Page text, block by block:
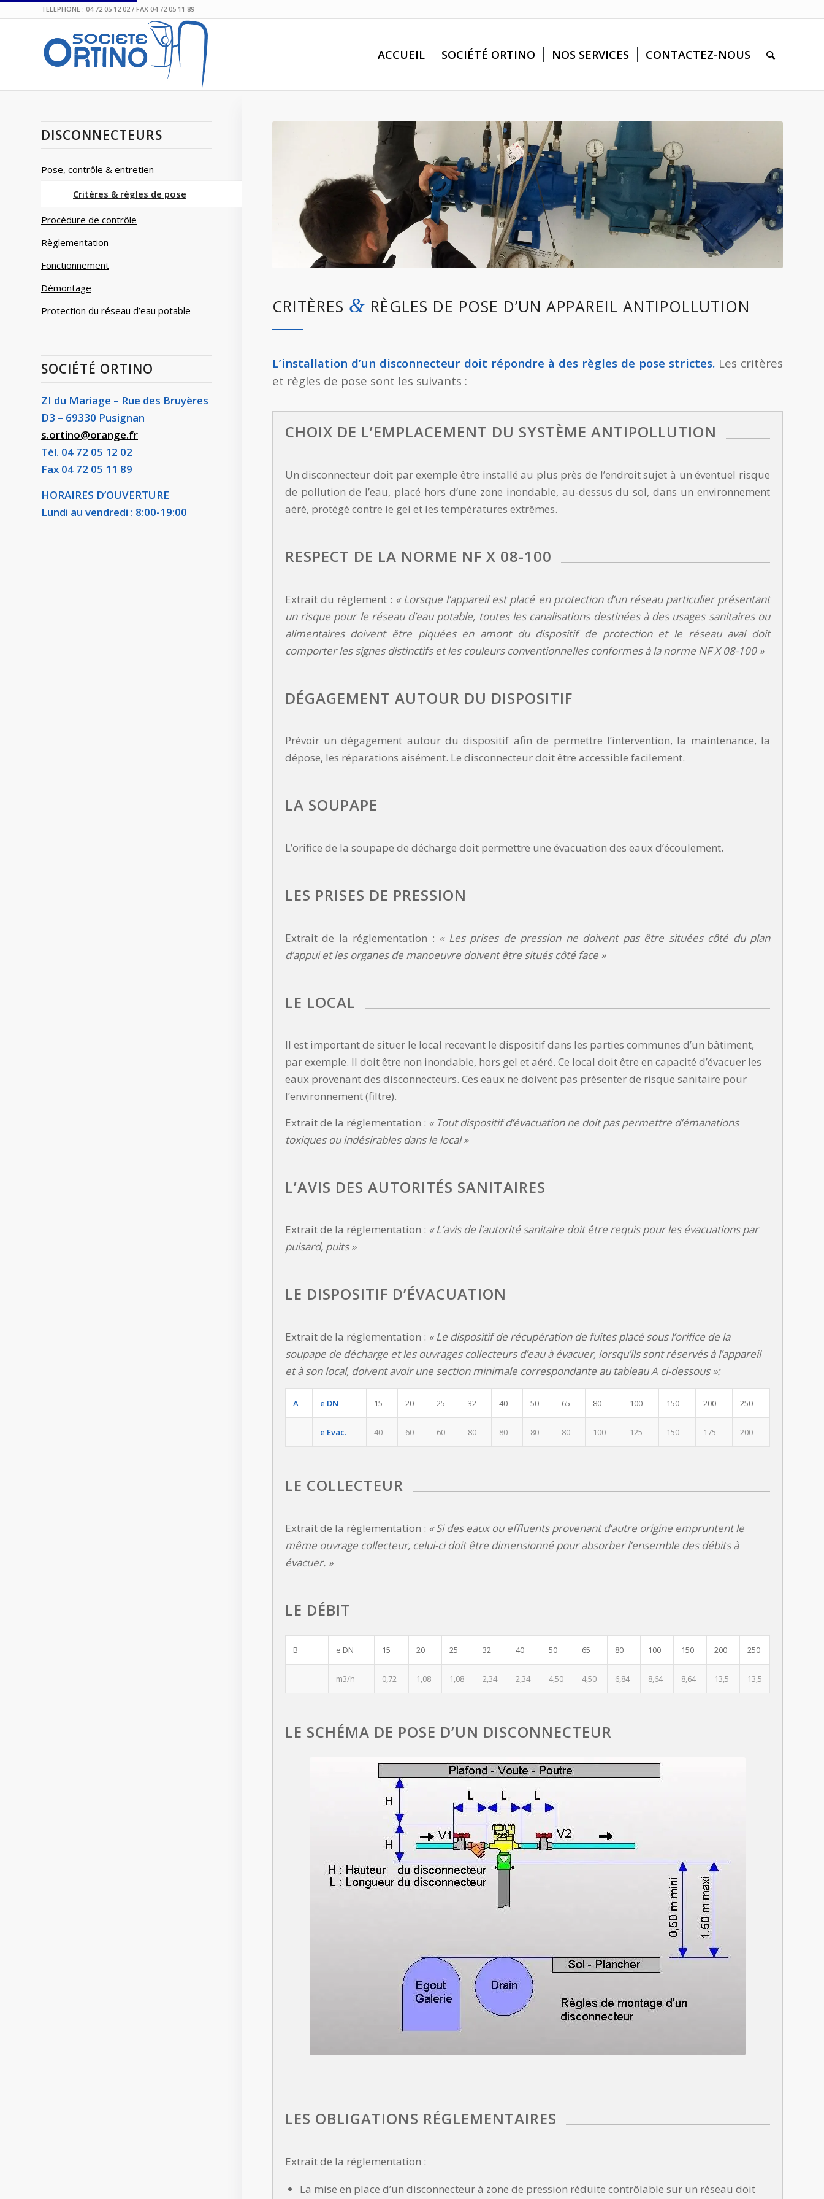
TELEPHONE : 04 72 05 12 02 / FAX 04 72 05 11 89
ACCUEIL SOCIÉTÉ ORTINO NOS SERVICES CONTACTEZ-NOUS
CRITÈRES & RÈGLES DE POSE D’UN APPAREIL ANTIPOLLUTION
L’installation d’un disconnecteur doit répondre à des règles de pose strictes.Les critères
et règles de pose sont les suivants :
CHOIX DE L’EMPLACEMENT DU SYSTÈME ANTIPOLLUTION
Un disconnecteur doit par exemple être installé au plus près de l’endroit sujet à un éventuel risque
de pollution de l’eau, placé hors d’une zone inondable, au-dessus du sol, dans un environnement
aéré, protégé contre le gel et les températures extrêmes.
RESPECT DE LA NORME NF X 08-100
Extrait du règlement : « Lorsque l’appareil est placé en protection d’un réseau particulier présentant
un risque pour le réseau d’eau potable, toutes les canalisations destinées à des usages sanitaires ou
alimentaires doivent être piquées en amont du dispositif de protection et le réseau aval doit
comporter les signes distinctifs et les couleurs conventionnelles conformes à la norme NF X 08-100 »
DÉGAGEMENT AUTOUR DU DISPOSITIF
Prévoir un dégagement autour du dispositif afin de permettre l’intervention, la maintenance, la
dépose, les réparations aisément. Le disconnecteur doit être accessible facilement.
LA SOUPAPE
L’orifice de la soupape de décharge doit permettre une évacuation des eaux d’écoulement.
LES PRISES DE PRESSION
Extrait de la réglementation : « Les prises de pression ne doivent pas être situées côté du plan
d’appui et les organes de manoeuvre doivent être situés côté face »
LE LOCAL
Il est important de situer le local recevant le dispositif dans les parties communes d’un bâtiment,
par exemple. Il doit être non inondable, hors gel et aéré. Ce local doit être en capacité d’évacuer les
eaux provenant des disconnecteurs. Ces eaux ne doivent pas présenter de risque sanitaire pour
l’environnement (filtre).
Extrait de la réglementation : « Tout dispositif d’évacuation ne doit pas permettre d’émanations
toxiques ou indésirables dans le local »
L’AVIS DES AUTORITÉS SANITAIRES
Extrait de la réglementation : « L’avis de l’autorité sanitaire doit être requis pour les évacuations par
puisard, puits »
LE DISPOSITIF D’ÉVACUATION
Extrait de la réglementation : « Le dispositif de récupération de fuites placé sous l’orifice de la
soupape de décharge et les ouvrages collecteurs d’eau à évacuer, lorsqu’ils sont réservés à l’appareil
et à son local, doivent avoir une section minimale correspondante au tableau A ci-dessous »:
A e DN 15 20 25 32 40 50 65 80 100 150 200 250
e Evac. 40 60 60 80 80 80 80 100 125 150 175 200
LE COLLECTEUR
Extrait de la réglementation : « Si des eaux ou effluents provenant d’autre origine empruntent le
même ouvrage collecteur, celui-ci doit être dimensionné pour absorber l’ensemble des débits à
évacuer. »
LE DÉBIT
B e DN 15 20 25 32 40 50 65 80 100 150 200 250
m3/h 0,72 1,08 1,08 2,34 2,34 4,50 4,50 6,84 8,64 8,64 13,5 13,5
LE SCHÉMA DE POSE D’UN DISCONNECTEUR
LES OBLIGATIONS RÉGLEMENTAIRES
Extrait de la réglementation :
La mise en place d’un disconnecteur à zone de pression réduite contrôlable sur un réseau doit
DISCONNECTEURS
Pose, contrôle & entretien
Critères & règles de pose
Procédure de contrôle
Règlementation
Fonctionnement
Démontage
Protection du réseau d’eau potable
SOCIÉTÉ ORTINO
ZI du Mariage – Rue des Bruyères
D3 – 69330 Pusignan
s.ortino@orange.fr
Tél. 04 72 05 12 02
Fax 04 72 05 11 89
HORAIRES D’OUVERTURE
Lundi au vendredi : 8:00-19:00